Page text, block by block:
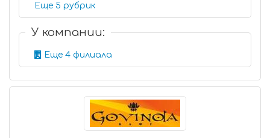
Еще 5 рубрик
У компании:
Еще 4 филиала